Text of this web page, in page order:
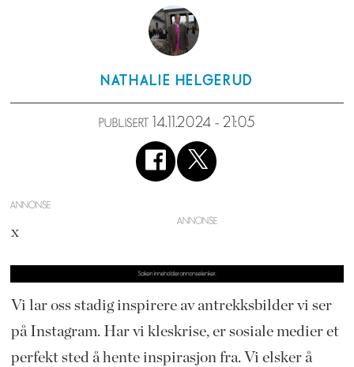
NATHALIE HELGERUD
PUBLISERT 14.11.2024 - 21:05
ANNONSE
x
Vi lar oss stadig inspirere av antrekksbilder vi ser
på Instagram. Har vi kleskrise, er sosiale medier et
perfekt sted å hente inspirasjon fra. Vi elsker å